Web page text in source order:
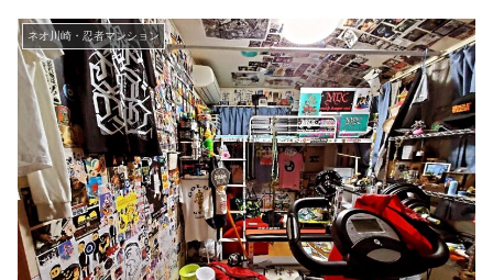
ネオ川崎・忍者マンション